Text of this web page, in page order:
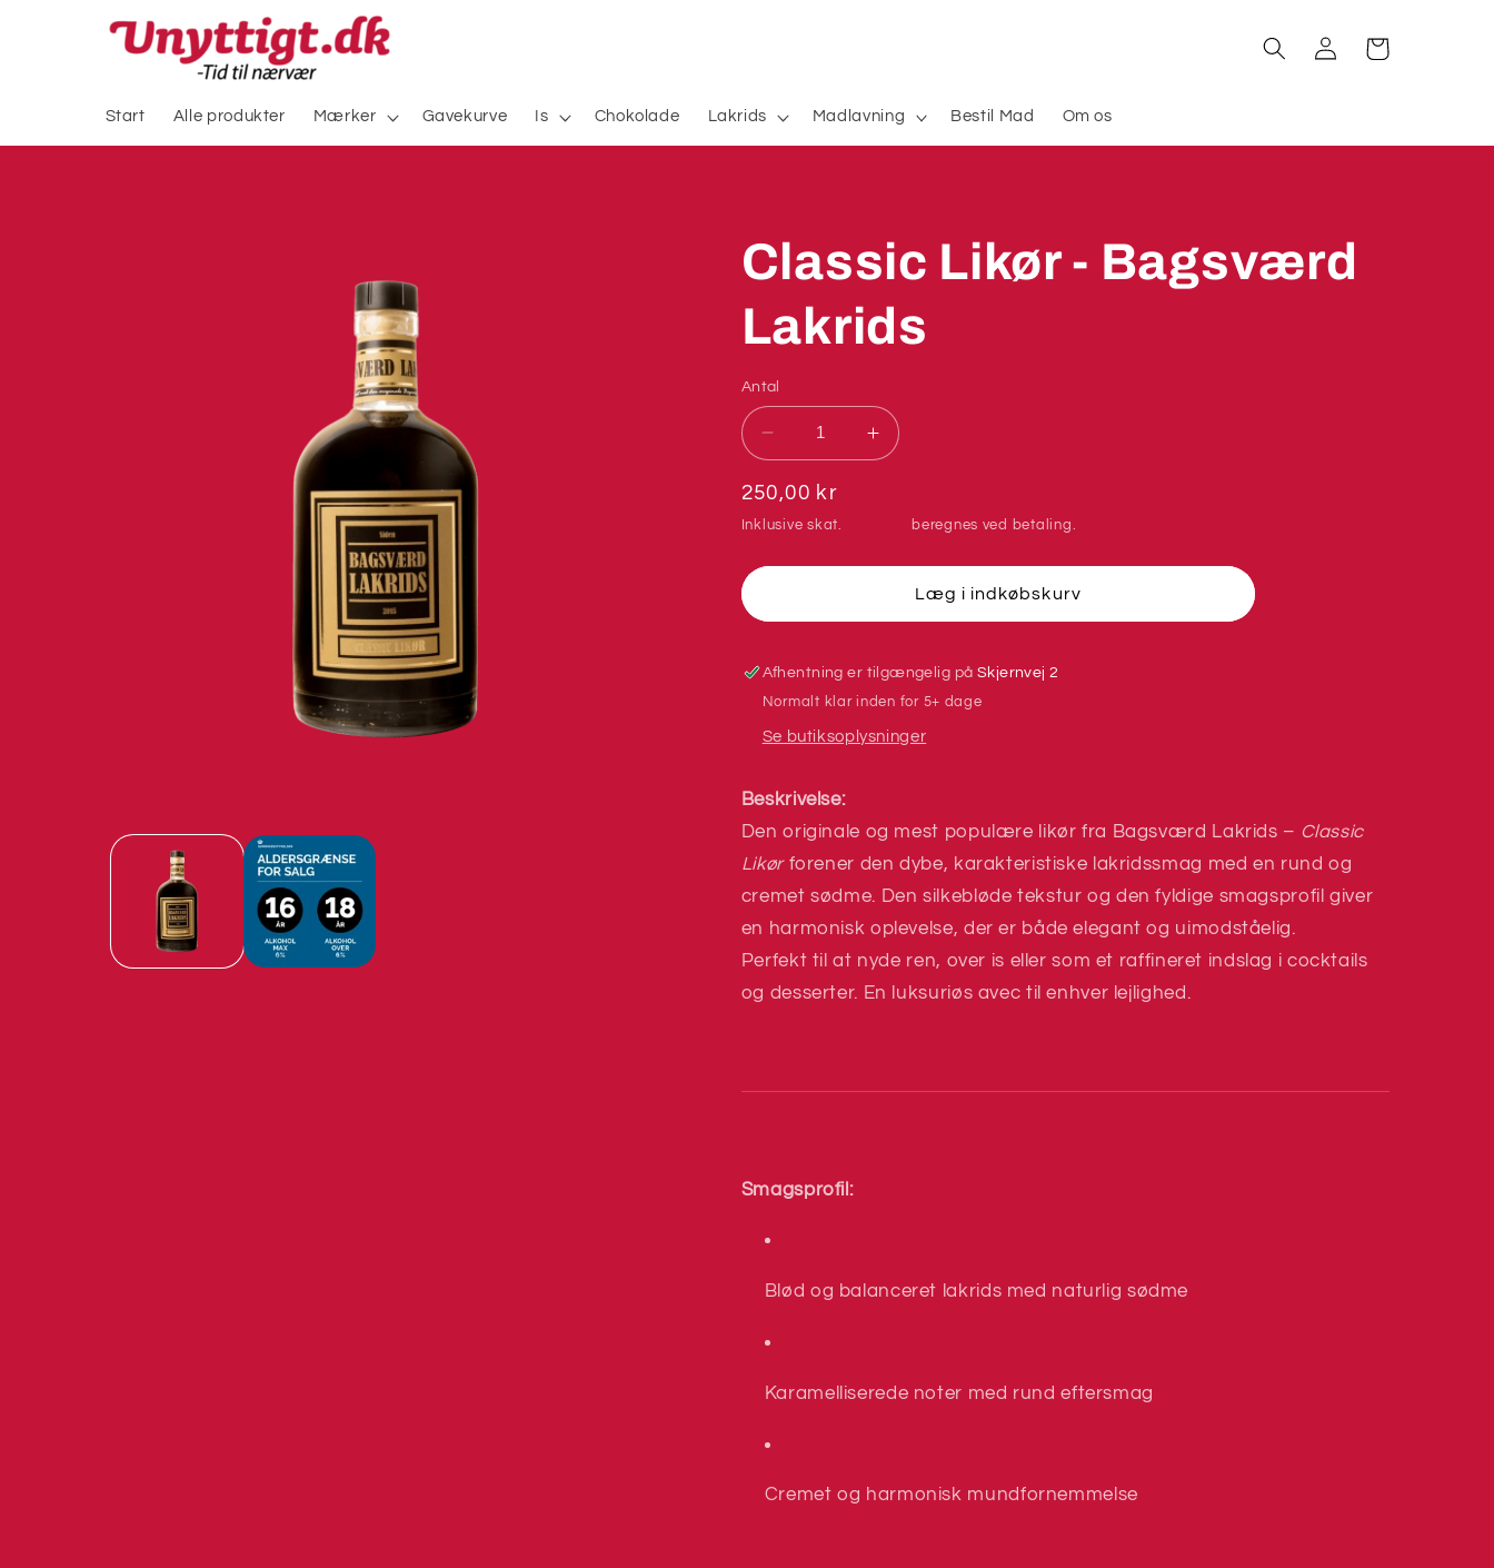
Start Alle produkter Mærker Gavekurve Is Chokolade Lakrids Madlavning Bestil Mad Om os
Log
ind
Indkøbskurv
Classic Likør - Bagsværd
Lakrids
Antal
Reducer
antallet
for
Classic
-
Øg
antallet
Classic
-
Bagsværd
Normalpris
250,00 kr
Inklusive skat. beregnes ved betaling.
Læg i indkøbskurv
Afhentning er tilgængelig på Skjernvej 2
Normalt klar inden for 5+ dage
Se butiksoplysninger
Beskrivelse:
Den originale og mest populære likør fra Bagsværd Lakrids – Classic
Likørforener den dybe, karakteristiske lakridssmag med en rund og
cremet sødme. Den silkebløde tekstur og den fyldige smagsprofil giver
en harmonisk oplevelse, der er både elegant og uimodståelig.
Perfekt til at nyde ren, over is eller som et raffineret indslag i cocktails
og desserter. En luksuriøs avec til enhver lejlighed.
Smagsprofil:
Blød og balanceret lakrids med naturlig sødme
Karamelliserede noter med rund eftersmag
Cremet og harmonisk mundfornemmelse